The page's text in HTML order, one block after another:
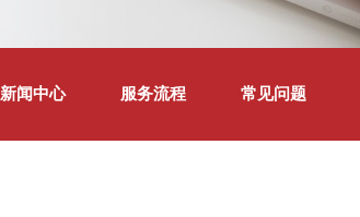
新闻中心 服务流程 常见问题